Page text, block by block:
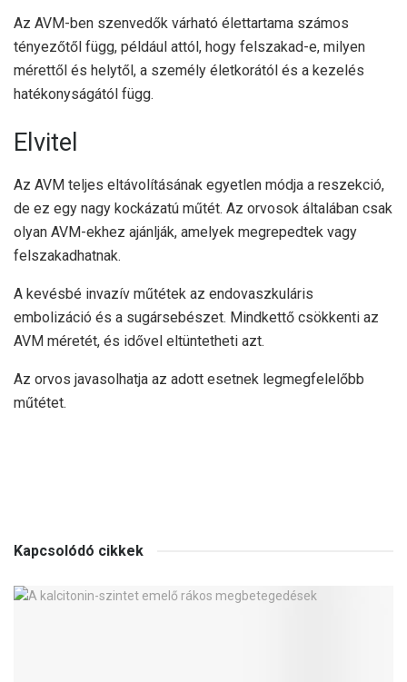
Az AVM-ben szenvedők várható élettartama számos
tényezőtől függ, például attól, hogy felszakad-e, milyen
mérettől és helytől, a személy életkorától és a kezelés
hatékonyságától függ.
Elvitel
Az AVM teljes eltávolításának egyetlen módja a reszekció,
de ez egy nagy kockázatú műtét. Az orvosok általában csak
olyan AVM-ekhez ajánlják, amelyek megrepedtek vagy
felszakadhatnak.
A kevésbé invazív műtétek az endovaszkuláris
embolizáció és a sugársebészet. Mindkettő csökkenti az
AVM méretét, és idővel eltüntetheti azt.
Az orvos javasolhatja az adott esetnek legmegfelelőbb
műtétet.
Kapcsolódó cikkek